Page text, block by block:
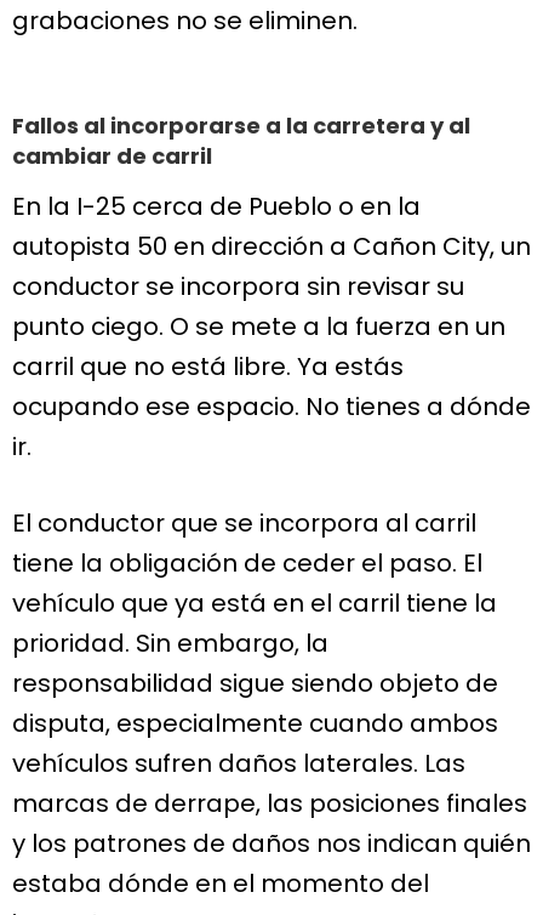
grabaciones no se eliminen.
Fallos al incorporarse a la carretera y al
cambiar de carril
En la I-25 cerca de Pueblo o en la
autopista 50 en dirección a Cañon City, un
conductor se incorpora sin revisar su
punto ciego. O se mete a la fuerza en un
carril que no está libre. Ya estás
ocupando ese espacio. No tienes a dónde
ir.
El conductor que se incorpora al carril
tiene la obligación de ceder el paso. El
vehículo que ya está en el carril tiene la
prioridad. Sin embargo, la
responsabilidad sigue siendo objeto de
disputa, especialmente cuando ambos
vehículos sufren daños laterales. Las
marcas de derrape, las posiciones finales
y los patrones de daños nos indican quién
estaba dónde en el momento del